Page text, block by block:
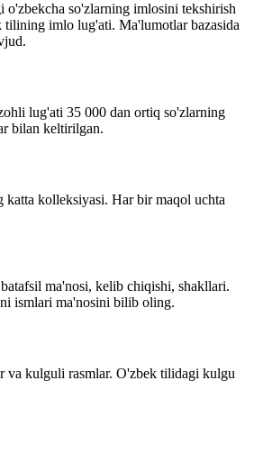
so'zlarning imlosini tekshirish
imlo lug'ati. Ma'lumotlar bazasida
lug'ati 35 000 dan ortiq so'zlarning
bilan keltirilgan.
katta kolleksiyasi. Har bir maqol uchta
ma'nosi, kelib chiqishi, shakllari.
ismlari ma'nosini bilib oling.
va kulguli rasmlar. O'zbek tilidagi kulgu